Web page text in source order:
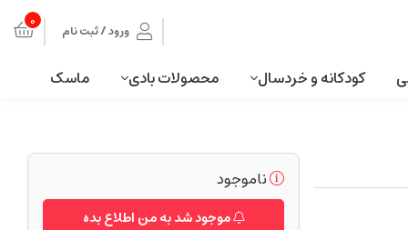
ورود / ثبت نام 0
کودکانه و خردسال محصولات بادی ماسک
ناموجود
موجود شد به من اطلاع بده